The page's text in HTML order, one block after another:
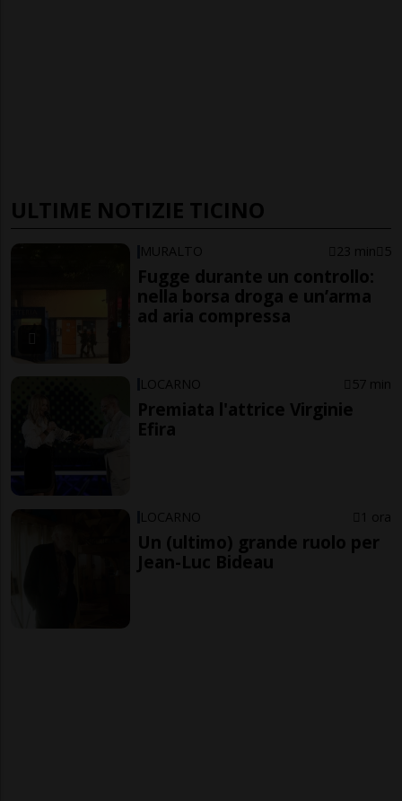
ULTIME NOTIZIE TICINO
MURALTO 23 min 5
Fugge durante un controllo:
nella borsa droga e un’arma
ad aria compressa
LOCARNO 57 min
Premiata l'attrice Virginie
Efira
LOCARNO 1 ora
Un (ultimo) grande ruolo per
Jean-Luc Bideau